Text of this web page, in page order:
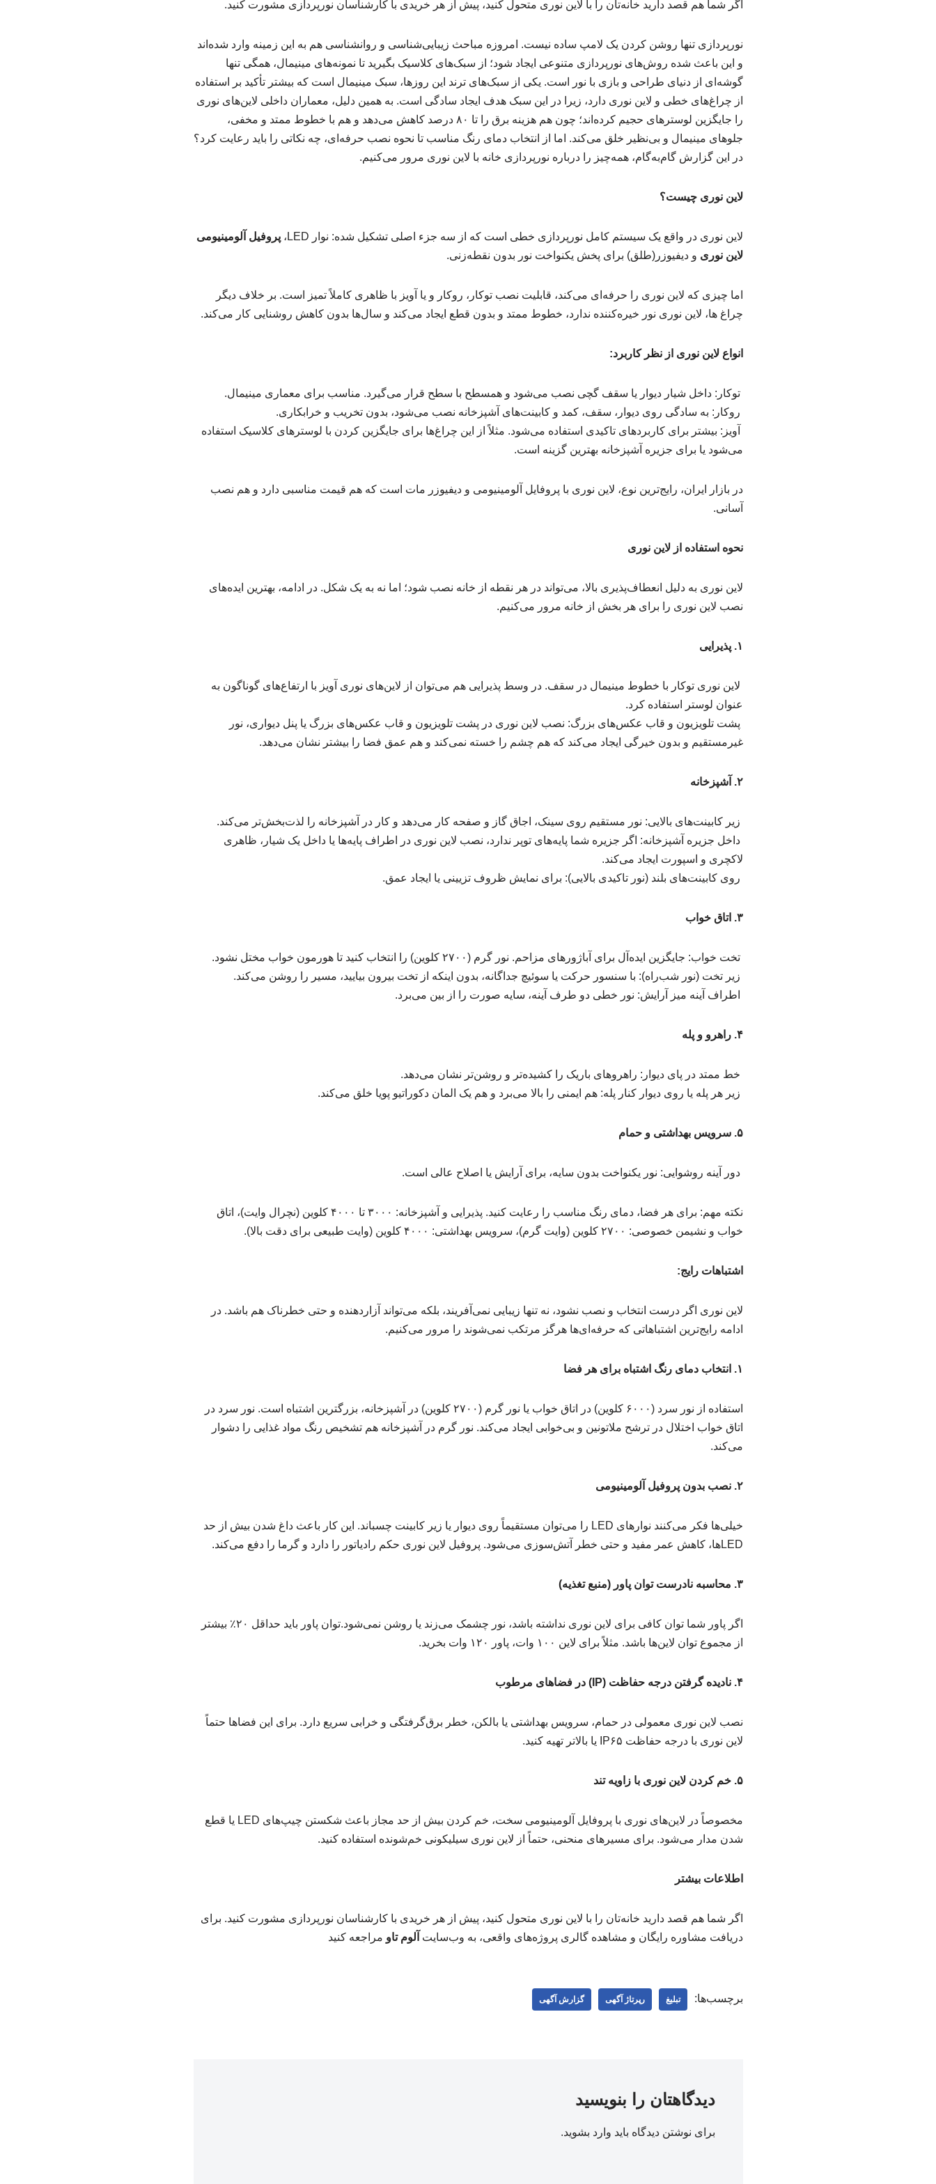
اگر شما هم قصد دارید خانه‌تان را با لاین نوری متحول کنید، پیش از هر خریدی با کارشناسان نورپردازی مشورت کنید.
نورپردازی تنها روشن کردن یک لامپ ساده نیست. امروزه مباحث زیبایی‌شناسی و روانشناسی هم به این زمینه وارد شده‌اند
و این باعث شده روش‌های نورپردازی متنوعی ایجاد شود؛ از سبک‌های کلاسیک بگیرید تا نمونه‌های مینیمال، همگی تنها
گوشه‌ای از دنیای طراحی و بازی با نور است. یکی از سبک‌های ترند این روزها، سبک مینیمال است که بیشتر تأکید بر استفاده
از چراغ‌های خطی و لاین نوری دارد، زیرا در این سبک هدف ایجاد سادگی است. به همین دلیل، معماران داخلی لاین‌های نوری
را جایگزین لوسترهای حجیم کرده‌اند؛ چون هم هزینه برق را تا ۸۰ درصد کاهش می‌دهد و هم با خطوط ممتد و مخفی،
جلوهای مینیمال و بی‌نظیر خلق می‌کند. اما از انتخاب دمای رنگ مناسب تا نحوه نصب حرفه‌ای، چه نکاتی را باید رعایت کرد؟
در این گزارش گام‌به‌گام، همه‌چیز را درباره نورپردازی خانه با لاین نوری مرور می‌کنیم.
لاین نوری چیست؟
لاین نوری در واقع یک سیستم کامل نورپردازی خطی است که از سه جزء اصلی تشکیل شده: نوار LED،
پروفیل آلومینیومی
لاین نوری و دیفیوزر(طلق) برای پخش یکنواخت نور بدون نقطه‌زنی.
اما چیزی که لاین نوری را حرفه‌ای می‌کند، قابلیت نصب توکار، روکار و یا آویز با ظاهری کاملاً تمیز است. بر خلاف دیگر
چراغ ها، لاین نوری نور خیره‌کننده ندارد، خطوط ممتد و بدون قطع ایجاد می‌کند و سال‌ها بدون کاهش روشنایی کار می‌کند.
انواع لاین نوری از نظر کاربرد:
توکار: داخل شیار دیوار یا سقف گچی نصب می‌شود و همسطح با سطح قرار می‌گیرد. مناسب برای معماری مینیمال.
روکار: به سادگی روی دیوار، سقف، کمد و کابینت‌های آشپزخانه نصب می‌شود، بدون تخریب و خرابکاری.
آویز: بیشتر برای کاربردهای تاکیدی استفاده می‌شود. مثلاً از این چراغ‌ها برای جایگزین کردن با لوسترهای کلاسیک استفاده
می‌شود یا برای جزیره آشپزخانه بهترین گزینه است.
در بازار ایران، رایج‌ترین نوع، لاین نوری با پروفایل آلومینیومی و دیفیوزر مات است که هم قیمت مناسبی دارد و هم نصب
آسانی.
نحوه استفاده از لاین نوری
لاین نوری به دلیل انعطاف‌پذیری بالا، می‌تواند در هر نقطه از خانه نصب شود؛ اما نه به یک شکل. در ادامه، بهترین ایده‌های
نصب لاین نوری را برای هر بخش از خانه مرور می‌کنیم.
۱. پذیرایی
لاین نوری توکار با خطوط مینیمال در سقف. در وسط پذیرایی هم می‌توان از لاین‌های نوری آویز با ارتفاع‌های گوناگون به
عنوان لوستر استفاده کرد.
پشت تلویزیون و قاب عکس‌های بزرگ: نصب لاین نوری در پشت تلویزیون و قاب عکس‌های بزرگ یا پنل دیواری، نور
غیرمستقیم و بدون خیرگی ایجاد می‌کند که هم چشم را خسته نمی‌کند و هم عمق فضا را بیشتر نشان می‌دهد.
۲. آشپزخانه
زیر کابینت‌های بالایی: نور مستقیم روی سینک، اجاق گاز و صفحه کار می‌دهد و کار در آشپزخانه را لذت‌بخش‌تر می‌کند.
داخل جزیره آشپزخانه: اگر جزیره شما پایه‌های توپر ندارد، نصب لاین نوری در اطراف پایه‌ها یا داخل یک شیار، ظاهری
لاکچری و اسپورت ایجاد می‌کند.
روی کابینت‌های بلند (نور تاکیدی بالایی): برای نمایش ظروف تزیینی یا ایجاد عمق.
۳. اتاق خواب
تخت خواب: جایگزین ایده‌آل برای آباژورهای مزاحم. نور گرم (۲۷۰۰ کلوین) را انتخاب کنید تا هورمون خواب مختل نشود.
زیر تخت (نور شب‌راه): با سنسور حرکت یا سوئیچ جداگانه، بدون اینکه از تخت بیرون بیایید، مسیر را روشن می‌کند.
اطراف آینه میز آرایش: نور خطی دو طرف آینه، سایه صورت را از بین می‌برد.
۴. راهرو و پله
خط ممتد در پای دیوار: راهروهای باریک را کشیده‌تر و روشن‌تر نشان می‌دهد.
زیر هر پله یا روی دیوار کنار پله: هم ایمنی را بالا می‌برد و هم یک المان دکوراتیو پویا خلق می‌کند.
۵. سرویس بهداشتی و حمام
دور آینه روشوایی: نور یکنواخت بدون سایه، برای آرایش یا اصلاح عالی است.
نکته مهم: برای هر فضا، دمای رنگ مناسب را رعایت کنید. پذیرایی و آشپزخانه: ۳۰۰۰ تا ۴۰۰۰ کلوین (نچرال وایت)، اتاق
خواب و نشیمن خصوصی: ۲۷۰۰ کلوین (وایت گرم)، سرویس بهداشتی: ۴۰۰۰ کلوین (وایت طبیعی برای دقت بالا).
اشتباهات رایج:
لاین نوری اگر درست انتخاب و نصب نشود، نه تنها زیبایی نمی‌آفریند، بلکه می‌تواند آزاردهنده و حتی خطرناک هم باشد. در
ادامه رایج‌ترین اشتباهاتی که حرفه‌ای‌ها هرگز مرتکب نمی‌شوند را مرور می‌کنیم.
۱. انتخاب دمای رنگ اشتباه برای هر فضا
استفاده از نور سرد (۶۰۰۰ کلوین) در اتاق خواب یا نور گرم (۲۷۰۰ کلوین) در آشپزخانه، بزرگترین اشتباه است. نور سرد در
اتاق خواب اختلال در ترشح ملاتونین و بی‌خوابی ایجاد می‌کند. نور گرم در آشپزخانه هم تشخیص رنگ مواد غذایی را دشوار
می‌کند.
۲. نصب بدون پروفیل آلومینیومی
خیلی‌ها فکر می‌کنند نوارهای LED را می‌توان مستقیماً روی دیوار یا زیر کابینت چسباند. این کار باعث داغ شدن بیش از حد
LEDها، کاهش عمر مفید و حتی خطر آتش‌سوزی می‌شود. پروفیل لاین نوری حکم رادیاتور را دارد و گرما را دفع می‌کند.
۳. محاسبه نادرست توان پاور (منبع تغذیه)
اگر پاور شما توان کافی برای لاین نوری نداشته باشد، نور چشمک می‌زند یا روشن نمی‌شود.توان پاور باید حداقل ۲۰٪ بیشتر
از مجموع توان لاین‌ها باشد. مثلاً برای لاین ۱۰۰ وات، پاور ۱۲۰ وات بخرید.
۴. نادیده گرفتن درجه حفاظت (IP) در فضاهای مرطوب
نصب لاین نوری معمولی در حمام، سرویس بهداشتی یا بالکن، خطر برق‌گرفتگی و خرابی سریع دارد. برای این فضاها حتماً
لاین نوری با درجه حفاظت IP۶۵ یا بالاتر تهیه کنید.
۵. خم کردن لاین نوری با زاویه تند
مخصوصاً در لاین‌های نوری با پروفایل آلومینیومی سخت، خم کردن بیش از حد مجاز باعث شکستن چیپ‌های LED یا قطع
شدن مدار می‌شود. برای مسیرهای منحنی، حتماً از لاین نوری سیلیکونی خم‌شونده استفاده کنید.
اطلاعات بیشتر
اگر شما هم قصد دارید خانه‌تان را با لاین نوری متحول کنید، پیش از هر خریدی با کارشناسان نورپردازی مشورت کنید. برای
دریافت مشاوره رایگان و مشاهده گالری پروژه‌های واقعی، به وب‌سایت آلوم تاو مراجعه کنید
برچسب‌ها: تبلیغ رپرتاژ آگهی گزارش آگهی
دیدگاهتان را بنویسید
برای نوشتن دیدگاه باید وارد بشوید.